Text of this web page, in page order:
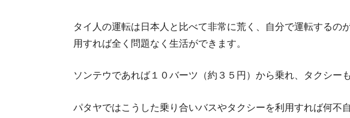
なぜ海外ノ
タイ人の運転は日本人と比べて非常に荒く、自分で運転するの
用すれば全く問題なく生活ができます。
ソンテウであれば１０バーツ（約３５円）から乗れ、タクシー
パタヤではこうした乗り合いバスやタクシーを利用すれば何不